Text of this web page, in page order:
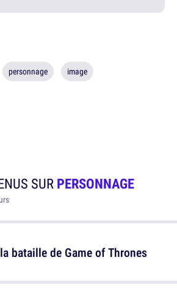
personnage image
SURPERSONNAGE
bataille de Game of Thrones